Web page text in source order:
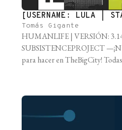
[USERNAME: LULA |
Tomás Gigante
HUMANLIFE | VERSIÓN:
SUBSISTENCEPROJECT
para hacer en TheBigCity!
HumanLife… ¡Welcome to the
encuentro tan esperado…
berilio, boro, [...]